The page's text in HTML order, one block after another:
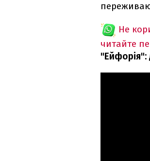
Не
читайте
"Ейфорія":